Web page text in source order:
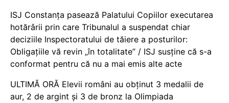
ISJ Constanța pasează Palatului Copiilor executarea
hotărârii prin care Tribunalul a suspendat chiar
deciziile Inspectoratului de tăiere a posturilor:
Obligațiile vă revin „în totalitate” / ISJ susține că s-a
conformat pentru că nu a mai emis alte acte
ULTIMĂ ORĂ Elevii români au obținut 3 medalii de
aur, 2 de argint și 3 de bronz la Olimpiada